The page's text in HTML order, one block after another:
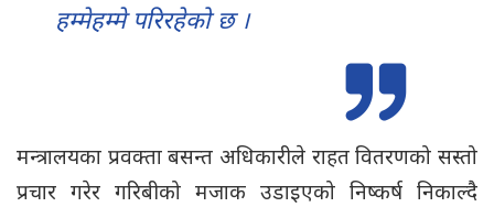
हम्मेहम्मे परिरहेको छ ।
मन्त्रालयका प्रवक्ता बसन्त अधिकारीले राहत वितरणको सस्तो
प्रचार गरेर गरिबीको मजाक उडाइएको निष्कर्ष निकाल्दै